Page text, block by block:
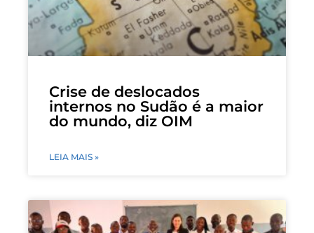
Crise de deslocados
internos no Sudão é a maior
do mundo, diz OIM
LEIA MAIS »